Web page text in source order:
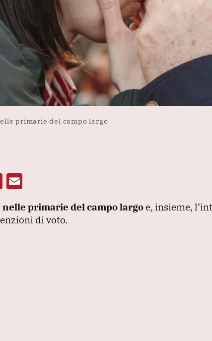
primarie del campo largo
T
e
gr
ai
l
nelle primarie del campo largoe, insieme,
di voto.